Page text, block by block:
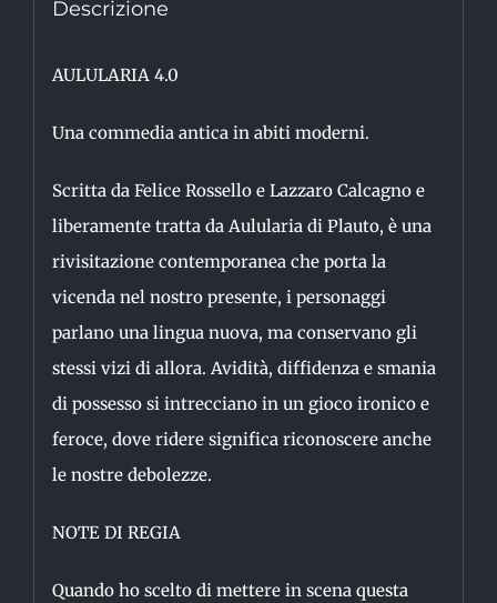
Descrizione
AULULARIA 4.0
Una commedia antica in abiti moderni.
Scritta da Felice Rossello e Lazzaro Calcagno e
liberamente tratta da Aulularia di Plauto, è una
rivisitazione contemporanea che porta la
vicenda nel nostro presente, i personaggi
parlano una lingua nuova, ma conservano gli
stessi vizi di allora. Avidità, diffidenza e smania
di possesso si intrecciano in un gioco ironico e
feroce, dove ridere significa riconoscere anche
le nostre debolezze.
NOTE DI REGIA
Quando ho scelto di mettere in scena questa